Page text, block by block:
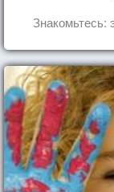
Знакомьтесь: